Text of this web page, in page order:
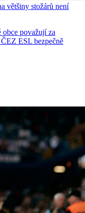
většiny stožárů není
obce považují za
ESL bezpečně